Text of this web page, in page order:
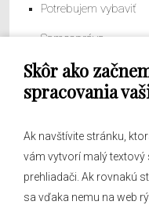
Skôr ako
spracovania
Ak navštívite stránku,
vám vytvorí malý
prehliadači. Ak rovnakú
sa vďaka nemu na web
Potrebujem vybaviť
Samospráva
Obecný úrad
O obci